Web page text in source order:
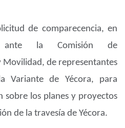
de comparecencia, en
ante la Comisión de
de representantes
Variante de Yécora, para
sobre los planes y proyectos
de la travesía de Yécora.